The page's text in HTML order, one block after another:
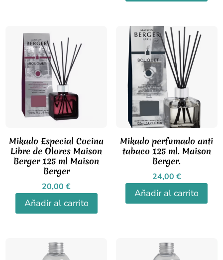
Mikado Especial Cocina
Libre de Olores Maison
Berger 125 ml Maison
Berger
20,00€
Añadir al carrito
Mikado perfumado anti
tabaco 125 ml. Maison
Berger.
24,00 €
Añadir al carrito